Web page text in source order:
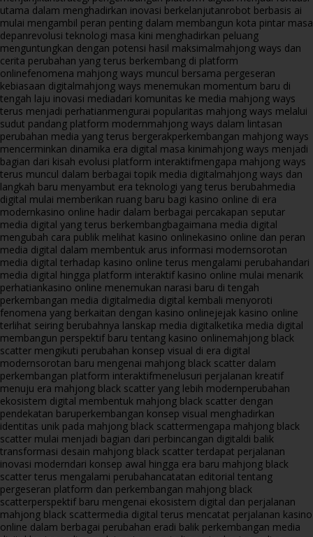
utama dalam menghadirkan inovasi berkelanjutanrobot berbasis ai
mulai mengambil peran penting dalam membangun kota pintar masa
depanrevolusi teknologi masa kini menghadirkan peluang
menguntungkan dengan potensi hasil maksimalmahjong ways dan
cerita perubahan yang terus berkembang di platform
onlinefenomena mahjong ways muncul bersama pergeseran
kebiasaan digitalmahjong ways menemukan momentum baru di
tengah laju inovasi mediadari komunitas ke media mahjong ways
terus menjadi perhatianmengurai popularitas mahjong ways melalui
sudut pandang platform modernmahjong ways dalam lintasan
perubahan media yang terus bergerakperkembangan mahjong ways
mencerminkan dinamika era digital masa kinimahjong ways menjadi
bagian dari kisah evolusi platform interaktifmengapa mahjong ways
terus muncul dalam berbagai topik media digitalmahjong ways dan
langkah baru menyambut era teknologi yang terus berubahmedia
digital mulai memberikan ruang baru bagi kasino online di era
modernkasino online hadir dalam berbagai percakapan seputar
media digital yang terus berkembangbagaimana media digital
mengubah cara publik melihat kasino onlinekasino online dan peran
media digital dalam membentuk arus informasi modernsorotan
media digital terhadap kasino online terus mengalami perubahandari
media digital hingga platform interaktif kasino online mulai menarik
perhatiankasino online menemukan narasi baru di tengah
perkembangan media digitalmedia digital kembali menyoroti
fenomena yang berkaitan dengan kasino onlinejejak kasino online
terlihat seiring berubahnya lanskap media digitalketika media digital
membangun perspektif baru tentang kasino onlinemahjong black
scatter mengikuti perubahan konsep visual di era digital
modernsorotan baru mengenai mahjong black scatter dalam
perkembangan platform interaktifmenelusuri perjalanan kreatif
menuju era mahjong black scatter yang lebih modernperubahan
ekosistem digital membentuk mahjong black scatter dengan
pendekatan baruperkembangan konsep visual menghadirkan
identitas unik pada mahjong black scattermengapa mahjong black
scatter mulai menjadi bagian dari perbincangan digitaldi balik
transformasi desain mahjong black scatter terdapat perjalanan
inovasi moderndari konsep awal hingga era baru mahjong black
scatter terus mengalami perubahancatatan editorial tentang
pergeseran platform dan perkembangan mahjong black
scatterperspektif baru mengenai ekosistem digital dan perjalanan
mahjong black scattermedia digital terus mencatat perjalanan kasino
online dalam berbagai perubahan eradi balik perkembangan media